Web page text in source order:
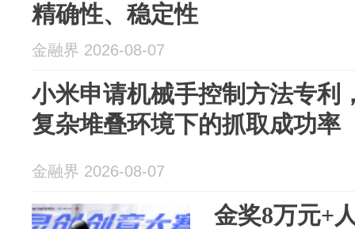
精确性、稳定性
金融界 2026-08-07
小米申请机械手控制方法专利
复杂堆叠环境下的抓取成功率
金融界 2026-08-07
金奖8万元+